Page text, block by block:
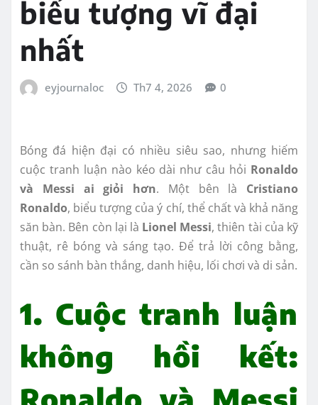
biểu tượng vĩ đại
nhất
eyjournaloc Th7 4, 2026 0
Bóng đá hiện đại có nhiều siêu sao, nhưng hiếm
cuộc tranh luận nào kéo dài như câu hỏi Ronaldo
và Messi ai giỏi hơn. Một bên là Cristiano
Ronaldo, biểu tượng của ý chí, thể chất và khả năng
săn bàn. Bên còn lại là Lionel Messi, thiên tài của kỹ
thuật, rê bóng và sáng tạo. Để trả lời công bằng,
cần so sánh bàn thắng, danh hiệu, lối chơi và di sản.
1. Cuộc tranh luận
không hồi kết: